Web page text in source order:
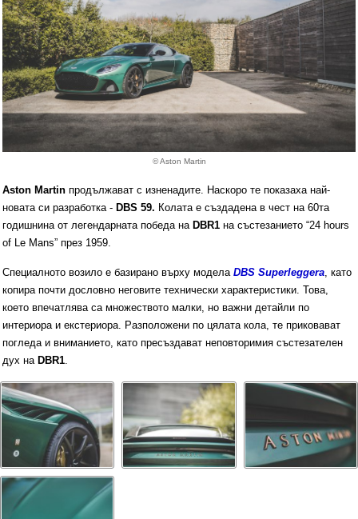
© Aston Martin
Aston Martin продължават с изненадите. Наскоро те показаха най-
новата си разработка - DBS 59. Колата е създадена в чест на 60та
годишнина от легендарната победа на DBR1 на състезанието “24 hours
of Le Mans” през 1959.
Специалното возило е базирано върху модела DBS Superleggera, като
копира почти дословно неговите технически характеристики. Това,
което впечатлява са множеството малки, но важни детайли по
интериора и екстериора. Разположени по цялата кола, те приковават
погледа и вниманието, като пресъздават неповторимия състезателен
дух на DBR1.